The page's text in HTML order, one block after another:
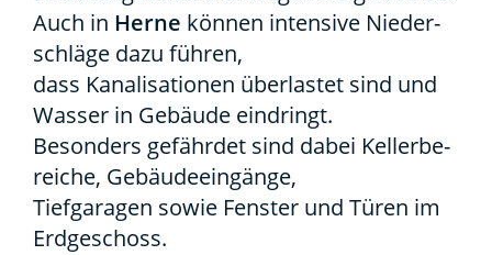
Auch in Her­ne kön­nen inten­si­ve Nie­der­
schlä­ge dazu füh­ren,
dass Kana­li­sa­tio­nen über­las­tet sind und
Was­ser in Gebäu­de ein­dringt.
Beson­ders gefähr­det sind dabei Kel­ler­be­
rei­che, Gebäu­de­ein­gän­ge,
Tief­ga­ra­gen sowie Fens­ter und Türen im
Erd­ge­schoss.